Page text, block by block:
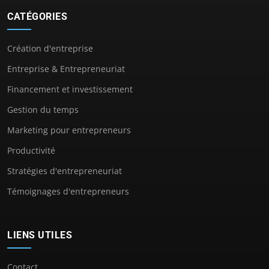
CATÉGORIES
Création d'entreprise
Entreprise & Entrepreneuriat
Financement et investissement
Gestion du temps
Marketing pour entrepreneurs
Productivité
Stratégies d'entrepreneuriat
Témoignages d'entrepreneurs
LIENS UTILES